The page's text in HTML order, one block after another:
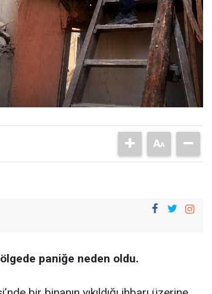
paniğe neden oldu.